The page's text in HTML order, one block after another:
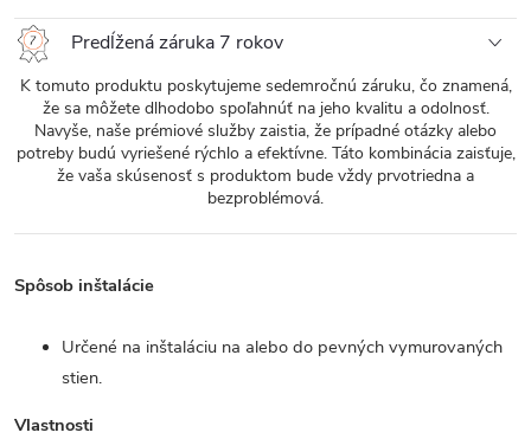
Predĺžená záruka 7 rokov
K tomuto produktu poskytujeme sedemročnú záruku, čo znamená,
že sa môžete dlhodobo spoľahnúť na jeho kvalitu a odolnosť.
Navyše, naše prémiové služby zaistia, že prípadné otázky alebo
potreby budú vyriešené rýchlo a efektívne. Táto kombinácia zaisťuje,
že vaša skúsenosť s produktom bude vždy prvotriedna a
bezproblémová.
Spôsob inštalácie
Určené na inštaláciu na alebo do pevných vymurovaných
stien.
Vlastnosti